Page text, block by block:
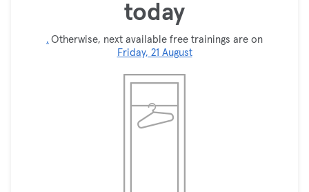
today
. Otherwise, next available free trainings are on
Friday, 21 August